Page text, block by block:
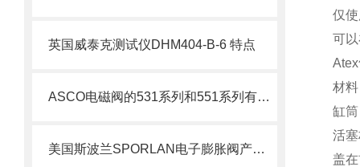
英国威泰克测试仪DHM404-B-6 特点
ASCO电磁阀的531系列和551系列有什么差别
美国斯波兰SPORLAN电子膨胀阀产品特点
仅
可
材料
缸
活
盖